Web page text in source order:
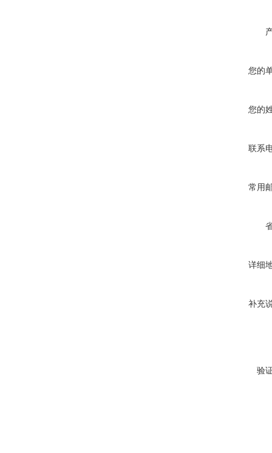
您的
您的
联系
常用
详细
补充
验